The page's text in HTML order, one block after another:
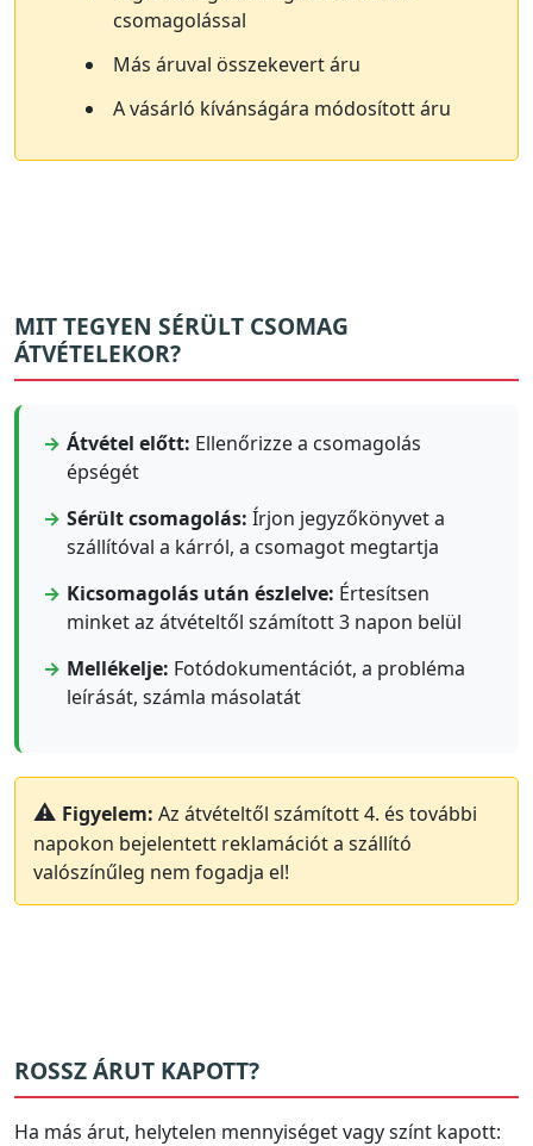
csomagolással
Más áruval összekevert áru
A vásárló kívánságára módosított áru
MIT TEGYEN SÉRÜLT CSOMAG
ÁTVÉTELEKOR?
Átvétel előtt: Ellenőrizze a csomagolás
épségét
Sérült csomagolás: Írjon jegyzőkönyvet a
szállítóval a kárról, a csomagot megtartja
Kicsomagolás után észlelve: Értesítsen
minket az átvételtől számított 3 napon belül
Mellékelje: Fotódokumentációt, a probléma
leírását, számla másolatát
Figyelem: Az átvételtől számított 4. és további
napokon bejelentett reklamációt a szállító
valószínűleg nem fogadja el!
ROSSZ ÁRUT KAPOTT?
Ha más árut, helytelen mennyiséget vagy színt kapott: